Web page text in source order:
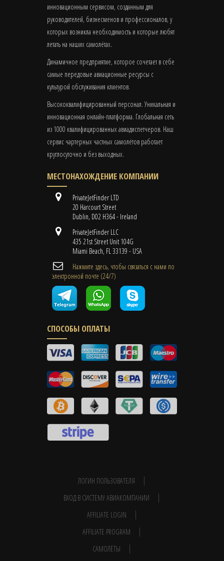
инновационным сервисом, созданным для
руководителей, бизнесменов и профессионалов, у
которых возникла необходимость и которые любят
летать на наших самолётах.
Динамичное предприятие, которое сочетает в себе
самые передовые авиационные ресурсы с
культурой обслуживания клиентов.
Высококвалифицированный персонал. Уникальная и
инновационная онлайн-платформа. Глобальная сеть
из 1000 квалифицированных авиадиспетчеров. Наш
сервис чартерных частных самолётов работает
круглосуточно и без выходных.
МЕСТОНАХОЖДЕНИЕ КОМПАНИИ
PrivateJetFinder LTD
20 Harcourt Street
Dublin, D02 H364 - Ireland
PrivateJetFinder LLC
435 21st Street Unit 104G
Miami Beach, FL 33139 - USA
Нажмите здесь, чтобы связаться с нами по
электронной почте (24/7)
СПОСОБЫ ОПЛАТЫ
ЛОГИН ПОЛЬЗОВАТЕЛЯ
ВХОД В СИСТЕМУ АВИАКОМПАНИИ
AFFILIATE LOGIN
AFFILIATE PROGRAM
САМОЛЁТЫ